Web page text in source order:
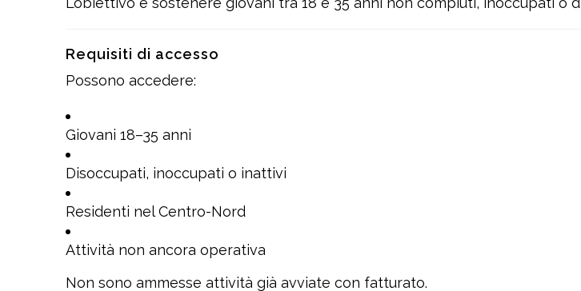
Requisiti di accesso
Possono accedere:
Giovani 18–35 anni
Disoccupati, inoccupati o inattivi
Residenti nel Centro-Nord
Attività non ancora operativa
Non sono ammesse attività già avviate con fatturato.